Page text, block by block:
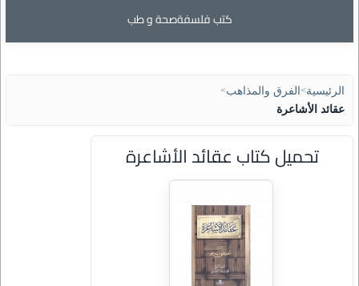
كتب فلسفةصحة و طب
الرئيسية> الفرق والمذاهب>
عقائد الأشاعرة
تحميل كتاب عقائد الأشاعرة